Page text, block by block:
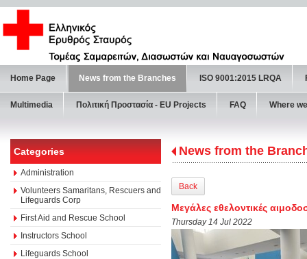
Home Page News from the Branches ISO 9001:2015 LRQA
Multimedia Πολιτική Προστασία - ΕU Projects FAQ Where
Categories
Administration
Volunteers Samaritans, Rescuers and
Lifeguards Corp
First Aid and Rescue School
Instructors School
Lifeguards School
News from the
Back
Μεγάλες εθελοντικές
Thursday 14 Jul 2022